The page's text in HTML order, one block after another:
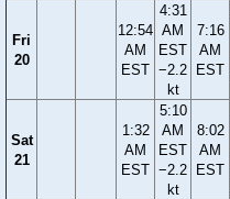
Fri
20
12:54
AM
EST
4:31
AM
EST
−2.2
kt
7:16
AM
EST
Sat
21
1:32
AM
EST
5:10
AM
EST
−2.2
kt
8:02
AM
EST